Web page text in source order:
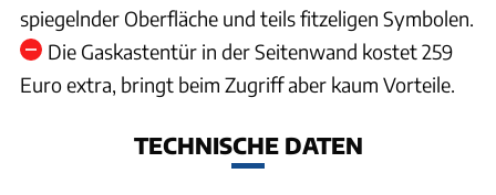
spiegelnder Oberfläche und teils fitzeligen Symbolen.
Die Gaskastentür in der Seitenwand kostet 259
Euro extra, bringt beim Zugriff aber kaum Vorteile.
TECHNISCHE DATEN